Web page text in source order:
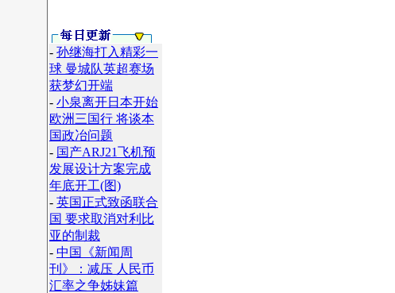
- 孙继海打入精彩一
球 曼城队英超赛场
获梦幻开端
- 小泉离开日本开始
欧洲三国行 将谈本
国政冶问题
- 国产ARJ21飞机预
发展设计方案完成
年底开工(图)
- 英国正式致函联合
国 要求取消对利比
亚的制裁
- 中国《新闻周
刊》：减压 人民币
汇率之争姊妹篇